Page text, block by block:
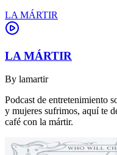
LA MÁRTIR
LA MÁRTIR
By lamartir
Podcast de entretenimiento
y mujeres sufrimos, aquí te
café con la mártir.